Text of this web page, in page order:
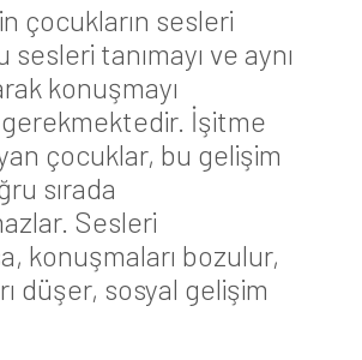
çocukların sesleri
sesleri tanımayı ve aynı
konuşmayı
İşitme
çocuklar, bu gelişim
sırada
Sesleri
konuşmaları bozulur,
düşer, sosyal gelişim